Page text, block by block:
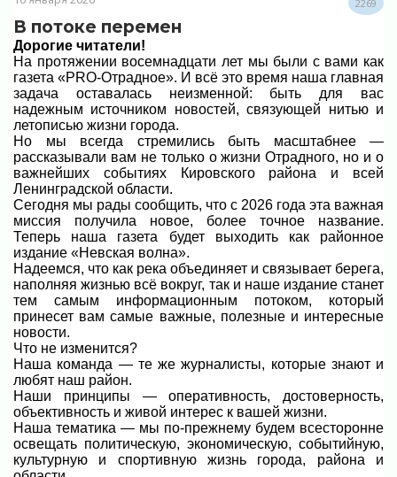
2269
В потоке перемен
Дорогие читатели!
На протяжении восемнадцати лет мы были с вами как
газета «PRO-Отрадное». И всё это время наша главная
задача оставалась неизменной: быть для вас
надежным источником новостей, связующей нитью и
летописью жизни города.
Но мы всегда стремились быть масштабнее —
рассказывали вам не только о жизни Отрадного, но и о
важнейших событиях Кировского района и всей
Ленинградской области.
Сегодня мы рады сообщить, что с 2026 года эта важная
миссия получила новое, более точное название.
Теперь наша газета будет выходить как районное
издание «Невская волна».
Надеемся, что как река объединяет и связывает берега,
наполняя жизнью всё вокруг, так и наше издание станет
тем самым информационным потоком, который
принесет вам самые важные, полезные и интересные
новости.
Что не изменится?
Наша команда — те же журналисты, которые знают и
любят наш район.
Наши принципы — оперативность, достоверность,
объективность и живой интерес к вашей жизни.
Наша тематика — мы по-прежнему будем всесторонне
освещать политическую, экономическую, событийную,
культурную и спортивную жизнь города, района и